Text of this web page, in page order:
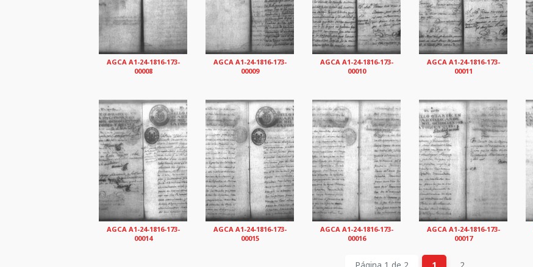
AGCA A1-24-1816-173-
00008
AGCA A1-24-1816-173-
00009
AGCA A1-24-1816-173-
00010
AGCA A1-24-1816-173-
00011
AGCA A1-24-1816-173-
00014
AGCA A1-24-1816-173-
00015
AGCA A1-24-1816-173-
00016
AGCA A1-24-1816-173-
00017